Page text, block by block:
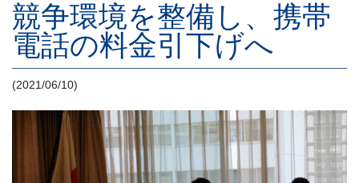
競争環境を整備し、携帯
電話の料金引下げへ
(2021/06/10)